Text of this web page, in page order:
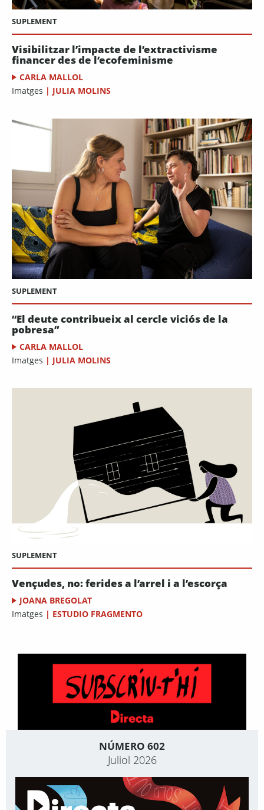
SUPLEMENT
Visibilitzar l’impacte de l’extractivisme
financer des de l’ecofeminisme
CARLA MALLOL
Imatges | JULIA MOLINS
SUPLEMENT
“El deute contribueix al cercle viciós de la
pobresa”
CARLA MALLOL
Imatges | JULIA MOLINS
SUPLEMENT
Vençudes, no: ferides a l’arrel i a l’escorça
JOANA BREGOLAT
Imatges | ESTUDIO FRAGMENTO
NÚMERO 602
Juliol 2026